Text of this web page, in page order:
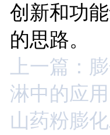
创新和功
的思路。
上一篇：
淋中的应用
山药粉膨